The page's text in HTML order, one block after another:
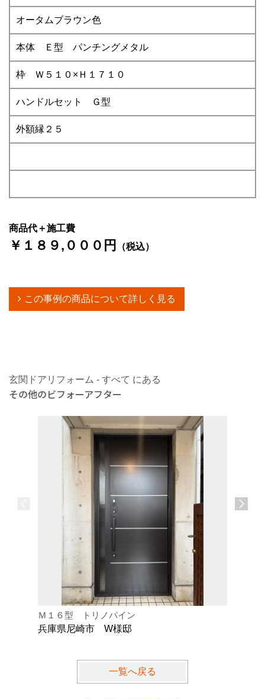
オータムブラウン色
本体 Ｅ型 パンチングメタル
枠 Ｗ５１０×Ｈ１７１０
ハンドルセット Ｇ型
外額縁２５
商品代＋施工費
￥１８９,０００円 （税込）
この事例の商品について詳しく見る
玄関ドアリフォーム - すべて にある
その他のビフォーアフター
Ｍ１６型 トリノパイン
兵庫県尼崎市 W様邸
一覧へ戻る